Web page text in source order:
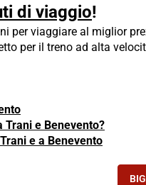
di viaggio!
per viaggiare al miglior
per il treno ad alta
e Benevento?
e a Benevento